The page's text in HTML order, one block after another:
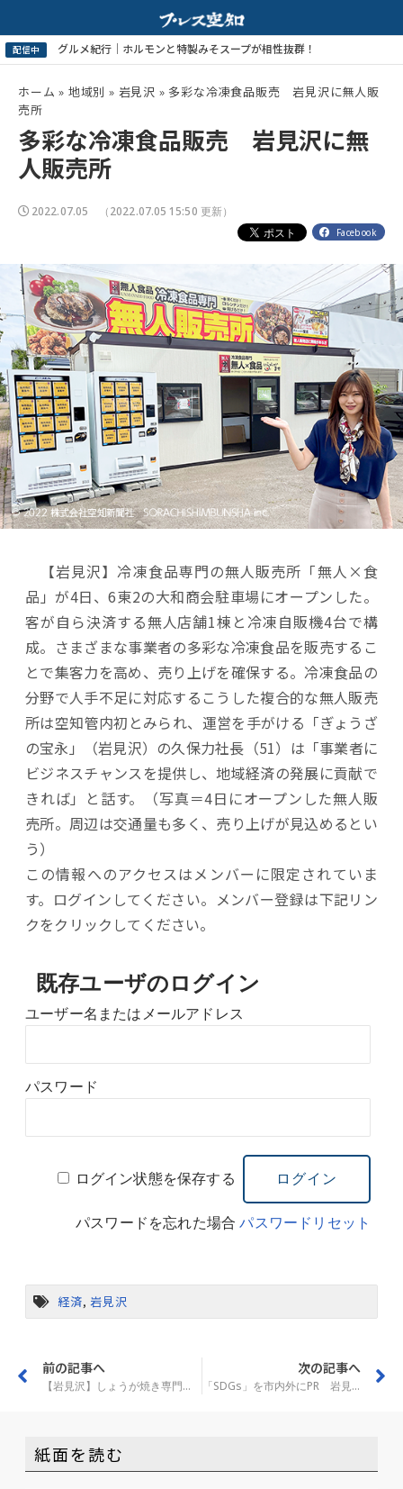
ホーム » 地域別 » 岩見沢 » 多彩な冷凍食品販売 岩見沢に無人販
売所
多彩な冷凍食品販売 岩見沢に無
人販売所
2022.07.05 （2022.07.05 15:50 更新）
Facebook
【岩見沢】冷凍食品専門の無人販売所「無人×食
品」が4日、6東2の大和商会駐車場にオープンした。
客が自ら決済する無人店舗1棟と冷凍自販機4台で構
成。さまざまな事業者の多彩な冷凍食品を販売するこ
とで集客力を高め、売り上げを確保する。冷凍食品の
分野で人手不足に対応するこうした複合的な無人販売
所は空知管内初とみられ、運営を手がける「ぎょうざ
の宝永」（岩見沢）の久保力社長（51）は「事業者に
ビジネスチャンスを提供し、地域経済の発展に貢献で
きれば」と話す。（写真＝4日にオープンした無人販
売所。周辺は交通量も多く、売り上げが見込めるとい
う）
この情報へのアクセスはメンバーに限定されていま
す。ログインしてください。メンバー登録は下記リン
クをクリックしてください。
既存ユーザのログイン
ユーザー名またはメールアドレス
パスワード
ログイン状態を保存する
パスワードを忘れた場合パスワードリセット
経済,岩見沢
前の記事へ
【岩見沢】しょうが焼き専門店「柔」（やわら）
次の記事へ
「SDGs」を市内外にPR 岩見沢の「空知環境総合」
紙面を読む